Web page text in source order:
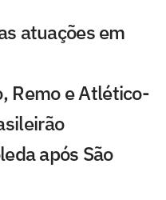
atuações em
Remo e Atlético-
após São